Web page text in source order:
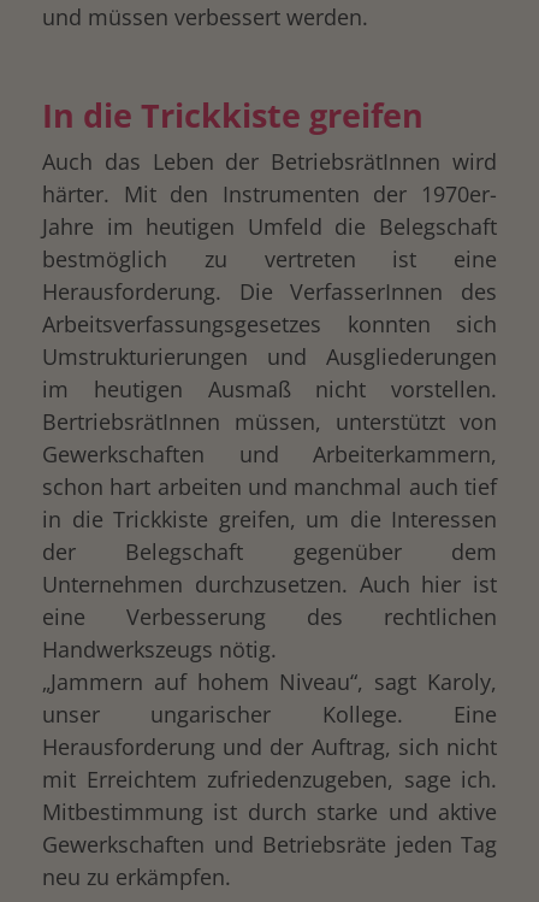
und müssen verbessert werden.
In die Trickkiste greifen
Auch das Leben der BetriebsrätInnen wird
härter. Mit den Instrumenten der 1970er-
Jahre im heutigen Umfeld die Belegschaft
bestmöglich zu vertreten ist eine
Herausforderung. Die VerfasserInnen des
Arbeitsverfassungsgesetzes konnten sich
Umstrukturierungen und Ausgliederungen
im heutigen Ausmaß nicht vorstellen.
BertriebsrätInnen müssen, unterstützt von
Gewerkschaften und Arbeiterkammern,
schon hart arbeiten und manchmal auch tief
in die Trickkiste greifen, um die Interessen
der Belegschaft gegenüber dem
Unternehmen durchzusetzen. Auch hier ist
eine Verbesserung des rechtlichen
Handwerkszeugs nötig.
„Jammern auf hohem Niveau“, sagt Karoly,
unser ungarischer Kollege. Eine
Herausforderung und der Auftrag, sich nicht
mit Erreichtem zufriedenzugeben, sage ich.
Mitbestimmung ist durch starke und aktive
Gewerkschaften und Betriebsräte jeden Tag
neu zu erkämpfen.